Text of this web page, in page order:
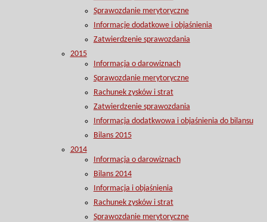
Sprawozdanie merytoryczne
Informacje dodatkowe i objaśnienia
Zatwierdzenie sprawozdania
2015
Informacja o darowiznach
Sprawozdanie merytoryczne
Rachunek zysków i strat
Zatwierdzenie sprawozdania
Informacja dodatkwowa i objaśnienia do bilansu
Bilans 2015
2014
Informacja o darowiznach
Bilans 2014
Informacja i objaśnienia
Rachunek zysków i strat
Sprawozdanie merytoryczne